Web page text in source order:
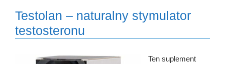
Testolan – naturalny stymulator
testosteronu
Ten suplement